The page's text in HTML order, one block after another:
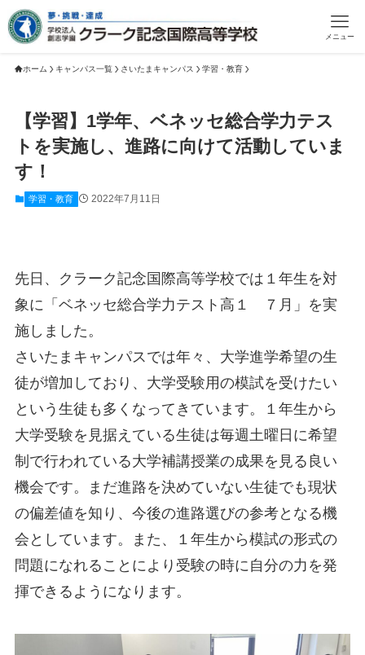
メニュー
ホーム キャンパス一覧 さいたまキャンパス 学習・教育
【学習】1学年、ベネッセ総合学力テス
トを実施し、進路に向けて活動していま
す！
学習・教育 2022年7月11日
先日、クラーク記念国際高等学校では１年生を対
象に「ベネッセ総合学力テスト高１ ７月」を実
施しました。
さいたまキャンパスでは年々、大学進学希望の生
徒が増加しており、大学受験用の模試を受けたい
という生徒も多くなってきています。１年生から
大学受験を見据えている生徒は毎週土曜日に希望
制で行われている大学補講授業の成果を見る良い
機会です。まだ進路を決めていない生徒でも現状
の偏差値を知り、今後の進路選びの参考となる機
会としています。また、１年生から模試の形式の
問題になれることにより受験の時に自分の力を発
揮できるようになります。